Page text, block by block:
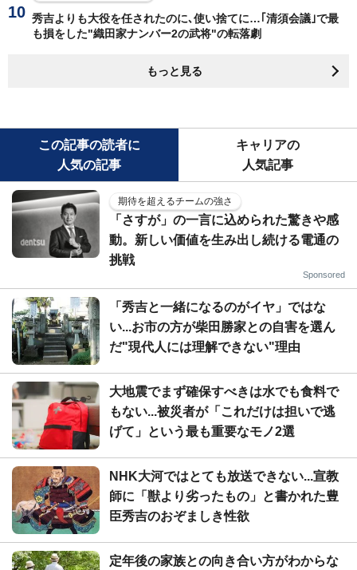
秀吉よりも大役を任されたのに､使い捨てに…｢清須会議｣で最
も損をした"織田家ナンバー2の武将"の転落劇
もっと見る
この記事の読者に
人気の記事
キャリアの
人気記事
期待を超えるチームの強さ
「さすが」の一言に込められた驚きや感
動。新しい価値を生み出し続ける電通の
挑戦
Sponsored
「秀吉と一緒になるのがイヤ」ではな
い...お市の方が柴田勝家との自害を選ん
だ"現代人には理解できない"理由
大地震でまず確保すべきは水でも食料で
もない...被災者が「これだけは担いで逃
げて」という最も重要なモノ2選
NHK大河ではとても放送できない...宣教
師に「獣より劣ったもの」と書かれた豊
臣秀吉のおぞましき性欲
定年後の家族との向き合い方がわからな